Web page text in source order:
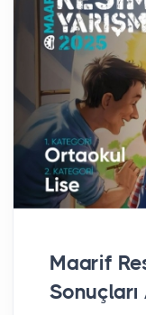
Maarif
Sonuçları